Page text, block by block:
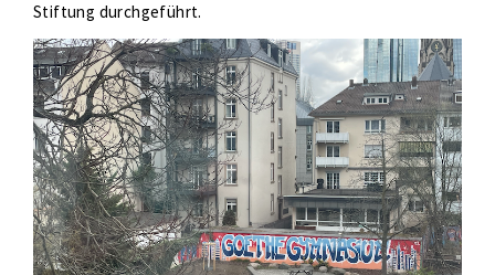
Stiftung durchgeführt.